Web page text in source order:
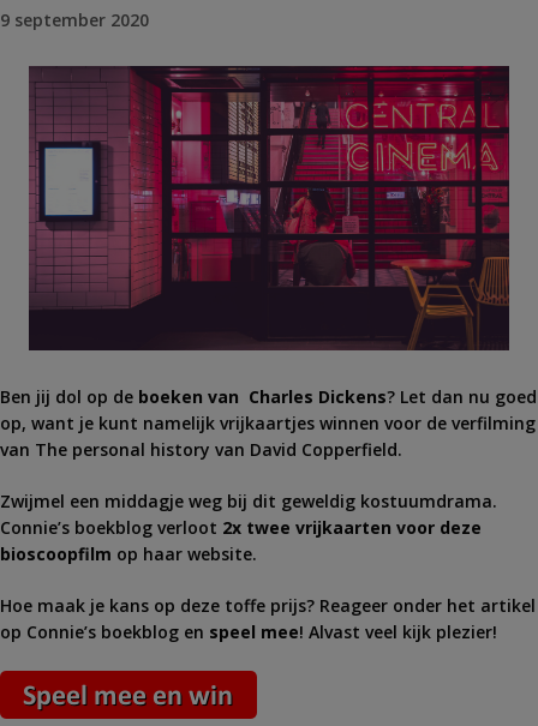
9 september 2020
Ben jij dol op de boeken van Charles Dickens? Let dan nu goed
op, want je kunt namelijk vrijkaartjes winnen voor de verfilming
van The personal history van David Copperfield.
Zwijmel een middagje weg bij dit geweldig kostuumdrama.
Connie’s boekblog verloot 2x twee vrijkaarten voor deze
bioscoopfilm op haar website.
Hoe maak je kans op deze toffe prijs? Reageer onder het artikel
op Connie’s boekblog en speel mee! Alvast veel kijk plezier!